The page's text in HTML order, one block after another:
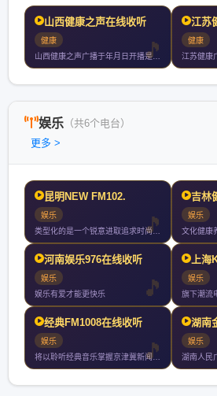
山西健康之声在线收听
健康
山西健康之声广播于年月日开播是全国首家医疗卫生专业广播全天播
江苏
健康
江苏健康
娱乐 （共6个电台）
更多 >
昆明NEW FM102.
娱乐
类型化的是一个锐意进取追求时尚品质的广播频率是昆明地区最具影
吉林
娱乐
文化健康
河南娱乐976在线收听
娱乐
娱乐有爱才能更快乐
上
娱乐
经典FM1008在线收听
娱乐
将以聆听经典音乐掌握京津冀新闻动态为宗旨经典广播从广播出发融
湖南
娱乐